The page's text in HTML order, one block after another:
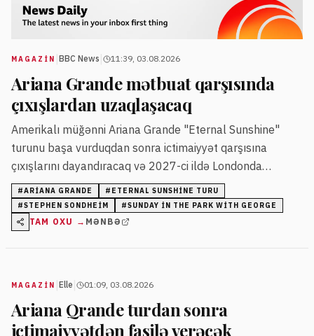
MAGAZİN BBC News 11:39, 03.08.2026
Ariana Grande mətbuat qarşısında
çıxışlardan uzaqlaşacaq
Amerikalı müğənni Ariana Grande "Eternal Sunshine"
turunu başa vurduqdan sonra ictimaiyyət qarşısına
çıxışlarını dayandıracaq və 2027-ci ildə Londonda
keçiriləcək yeni musiqili tamaşada iştirak etməyəcək.
Onun nümayişləri davamlı diqqət və tənqid obyektinə
çevrilib.
#ARIANA GRANDE # ETERNAL SUNSHINE TURU
#STEPHEN SONDHEIM #SUNDAY IN THE PARK WITH GEORGE
TAM OXU → MƏNBƏ
MAGAZİN Elle 01:09, 03.08.2026
Ariana Qrande turdan sonra
ictimaiyyətdən fasilə verəcək